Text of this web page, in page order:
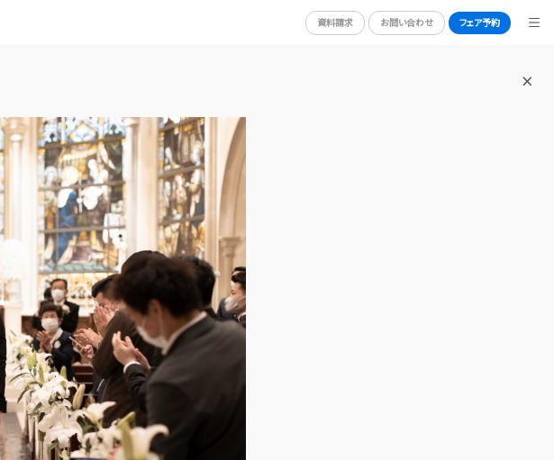
資料請求 お問い合わせ フェア予約
TOP
トップ
BRIDAL FAIR
ブライダルフェア
FAIR CAMPAIGN
フェアキャンペーンのご案内
WEDDING REPORT
体験者レポート
PHOTO GALLERY
フォトギャラリー
PLAN
プラン
CEREMONY
挙式
PARTY
披露宴会場
CUISINE
料理
DRESS
SMALL WEDDING
少人数ウエディング
ACCESS
アクセス
GUEST